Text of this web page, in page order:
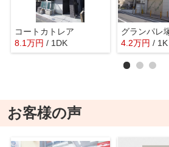
コートカトレア
8.1万円 / 1DK
グランパレ
4.2万円 / 1K
お客様の声